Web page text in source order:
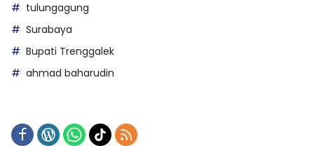
tulungagung
Surabaya
Bupati Trenggalek
ahmad baharudin